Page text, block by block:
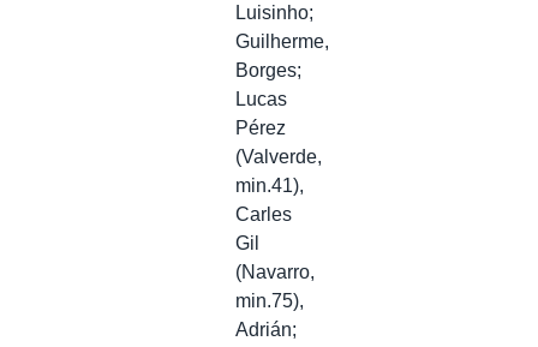
Luisinho;
Guilherme,
Borges;
Lucas
Pérez
(Valverde,
min.41),
Carles
Gil
(Navarro,
min.75),
Adrián;